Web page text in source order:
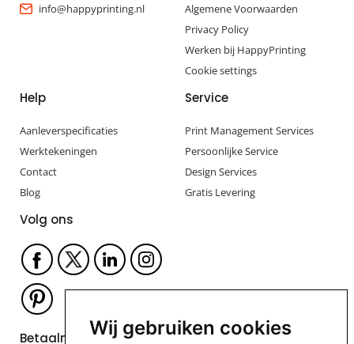
Wij gebruiken cookies
info@happyprinting.nl
Algemene Voorwaarden
Privacy Policy
Werken bij HappyPrinting
Cookie settings
Help
Aanleverspecificaties
Werktekeningen
Contact
Blog
Service
Print Management Services
Persoonlijke Service
Design Services
Gratis Levering
Volg ons
Betaalmogelijkheden